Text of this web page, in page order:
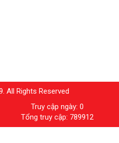
All Rights Reserved
Truy cập ngày: 0
Tổng truy cập: 789912